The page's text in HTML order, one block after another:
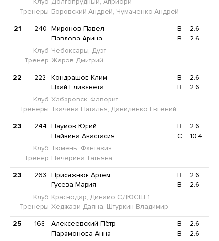
Клуб Долгопрудный, Априори
Тренеры Боровский Андрей, Чумаченко Андрей
21 240 Миронов Павел B
2.6
Павлова Арина
B
2.6
Клуб Чебоксары, Дуэт
Тренер Жаров Дмитрий
22 222 Кондрашов Клим B
2.6
Цхай Елизавета
B
2.6
Клуб Хабаровск, Фаворит
Тренеры Ткачева Наталья, Давиденко Евгений
23 244 Наумов Юрий B
2.6
Пайвина Анастасия
C
10.4
Клуб Тюмень, Фантазия
Тренер Печерина Татьяна
23 263 Присяжнюк Артём B
2.6
Гусева Мария
B
2.6
Клуб Краснодар, Динамо СДЮСШ 1
Тренеры Хеджази Даяна, Штуркин Владимир
25 168 Алексеевский Пётр B
2.6
Парамонова Анна
B
2.6